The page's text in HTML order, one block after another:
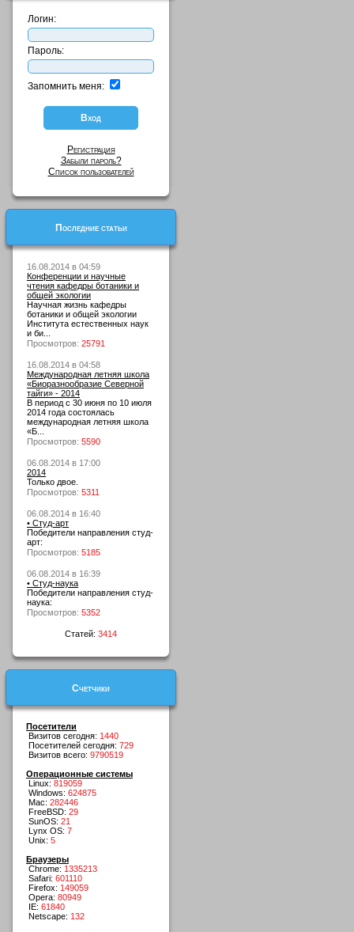
Логин:
Пароль:
Запомнить меня:
Регистрация
Забыли пароль?
Список пользователей
Последние статьи
16.08.2014 в 04:59
Конференции и научные
чтения кафедры ботаники и
общей экологии
Научная жизнь кафедры
ботаники и общей экологии
Института естественных наук
и би...
Просмотров: 25791
16.08.2014 в 04:58
Международная летняя школа
«Биоразнообразие Северной
тайги» - 2014
В период с 30 июня по 10 июля
2014 года состоялась
международная летняя школа
«Б...
Просмотров: 5590
06.08.2014 в 17:00
2014
Только двое.
Просмотров: 5311
06.08.2014 в 16:40
• Студ-арт
Победители направления студ-
арт:
Просмотров: 5185
06.08.2014 в 16:39
• Студ-наука
Победители направления студ-
наука:
Просмотров: 5352
Статей: 3414
Счетчики
Посетители
Визитов сегодня: 1440
Посетителей сегодня: 729
Визитов всего: 9790519
Операционные системы
Linux: 819059
Windows: 624875
Mac: 282446
FreeBSD: 29
SunOS: 21
Lynx OS: 7
Unix: 5
Браузеры
Chrome: 1335213
Safari: 601110
Firefox: 149059
Opera: 80949
IE: 61840
Netscape: 132